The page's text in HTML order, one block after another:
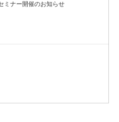
ミナー開催のお知らせ